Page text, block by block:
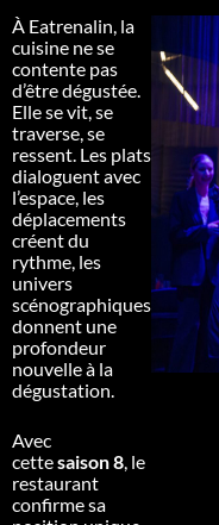
À Eatrenalin, la
cuisine ne se
contente pas
d’être dégustée.
Elle se vit, se
traverse, se
ressent. Les plats
dialoguent avec
l’espace, les
déplacements
créent du
rythme, les
univers
scénographiques
donnent une
profondeur
nouvelle à la
dégustation.
Avec
cettesaison 8, le
restaurant
confirme sa